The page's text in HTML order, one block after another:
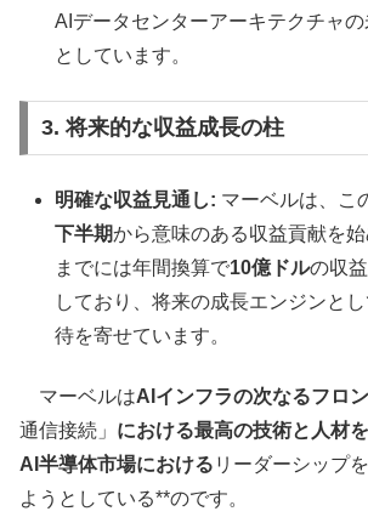
AIデータセンターアーキテクチャ
としています。
3. 将来的な収益成長の柱
明確な収益見通し: マーベルは、こ
下半期から意味のある収益貢献を
までには年間換算で10億ドルの収
しており、将来の成長エンジンと
待を寄せています。
マーベルはAIインフラの次なるフロ
通信接続」 における最高の技術と人材
AI半導体市場における リーダーシップ
ようとしている**のです。